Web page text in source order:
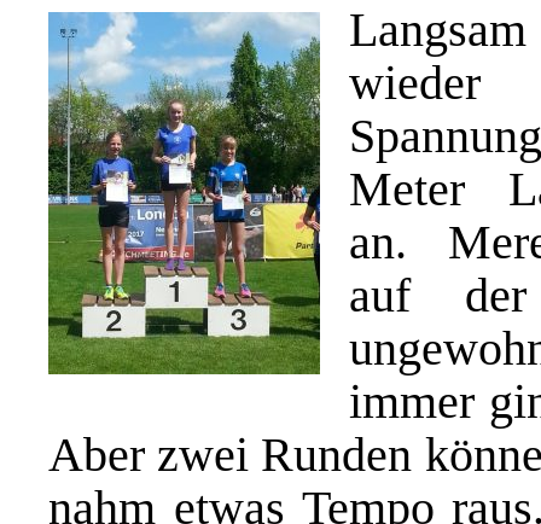
Meter
an.
auf
immer
Aber zwei Runden
nahm etwas Tempo